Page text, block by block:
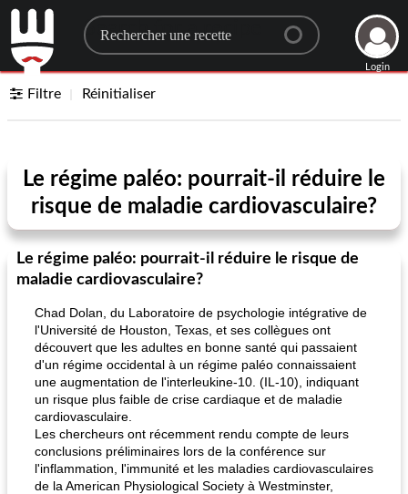
Search for a recipe
Login
Filtre Réinitialiser
Le régime paléo: pourrait-il réduire le
risque de maladie cardiovasculaire?
Le régime paléo: pourrait-il réduire le risque de
maladie cardiovasculaire?
Chad Dolan, du Laboratoire de psychologie intégrative de
l'Université de Houston, Texas, et ses collègues ont
découvert que les adultes en bonne santé qui passaient
d'un régime occidental à un régime paléo connaissaient
une augmentation de l'interleukine-10. (IL-10), indiquant
un risque plus faible de crise cardiaque et de maladie
cardiovasculaire.
Les chercheurs ont récemment rendu compte de leurs
conclusions préliminaires lors de la conférence sur
l'inflammation, l'immunité et les maladies cardiovasculaires
de la American Physiological Society à Westminster,